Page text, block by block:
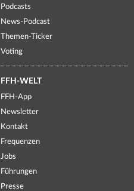
Podcasts
News-Podcast
Themen-Ticker
Voting
FFH-WELT
FFH-App
Newsletter
Kontakt
Frequenzen
Jobs
Führungen
Presse